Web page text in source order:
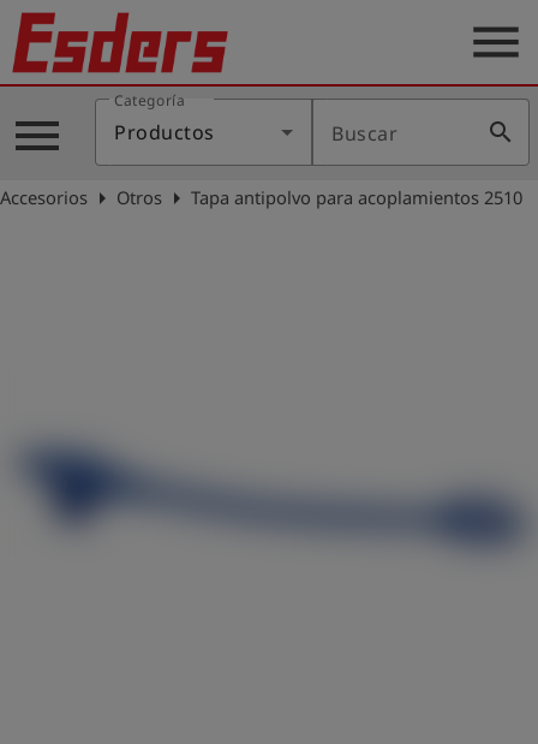
Productos
Blog
Aplicaciones
Español
account_circle sesión
menu
menu
Categoría
Productos Buscar search
Accesorios arrow_right Otros arrow_right Tapa antipolvo para acoplamientos 2510